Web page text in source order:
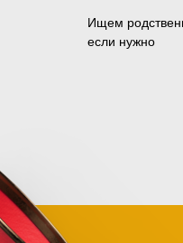
Ищем
если нужно